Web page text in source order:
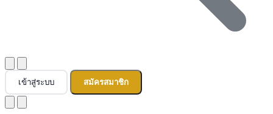
เข้าสู่ระบบ สมัครสมาชิก